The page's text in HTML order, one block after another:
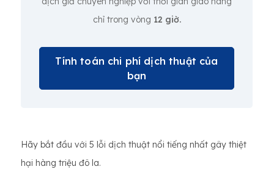
chỉ trong vòng 12 giờ.
Tính toán chi phí dịch thuật của
bạn
Hãy bắt đầu với 5 lỗi dịch thuật nổi tiếng nhất gây thiệt
hại hàng triệu đô la.